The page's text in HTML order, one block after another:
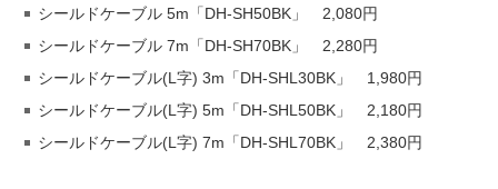
シールドケーブル 5m「DH-SH50BK」 2,080円
シールドケーブル 7m「DH-SH70BK」 2,280円
シールドケーブル(L字) 3m「DH-SHL30BK」 1,980円
シールドケーブル(L字) 5m「DH-SHL50BK」 2,180円
シールドケーブル(L字) 7m「DH-SHL70BK」 2,380円